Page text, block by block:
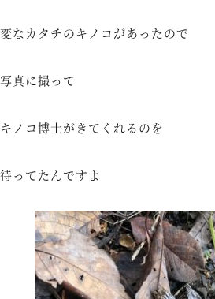
変なカタチのキノコがあったので
写真に撮って
キノコ博士がきてくれるのを
待ってたんですよ